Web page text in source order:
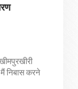
निबास करने